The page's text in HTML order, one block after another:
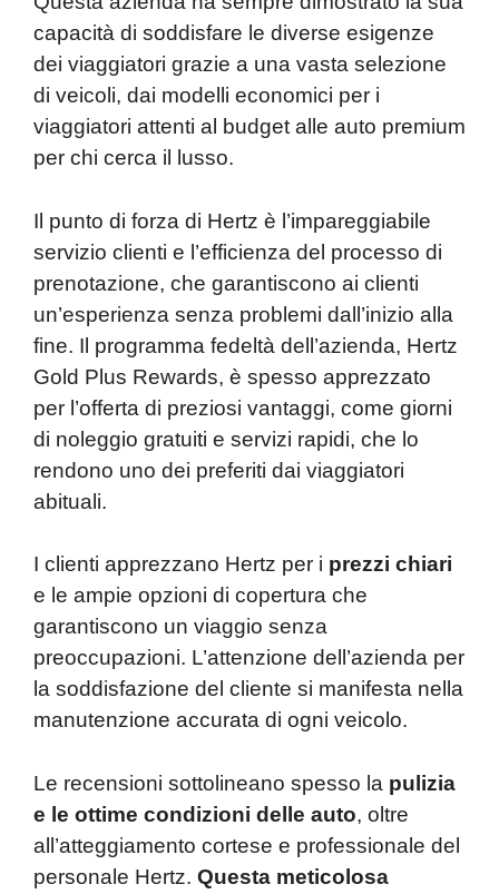
capacità di soddisfare le diverse esigenze
dei viaggiatori grazie a una vasta selezione
di veicoli, dai modelli economici per i
viaggiatori attenti al budget alle auto premium
per chi cerca il lusso.
Il punto di forza di Hertz è l’impareggiabile
servizio clienti e l’efficienza del processo di
prenotazione, che garantiscono ai clienti
un’esperienza senza problemi dall’inizio alla
fine. Il programma fedeltà dell’azienda, Hertz
Gold Plus Rewards, è spesso apprezzato
per l’offerta di preziosi vantaggi, come giorni
di noleggio gratuiti e servizi rapidi, che lo
rendono uno dei preferiti dai viaggiatori
abituali.
I clienti apprezzano Hertz per i prezzi chiari
e le ampie opzioni di copertura che
garantiscono un viaggio senza
preoccupazioni. L’attenzione dell’azienda per
la soddisfazione del cliente si manifesta nella
manutenzione accurata di ogni veicolo.
Le recensioni sottolineano spesso la pulizia
e le ottime condizioni delle auto, oltre
all’atteggiamento cortese e professionale del
personale Hertz. Questa meticolosa